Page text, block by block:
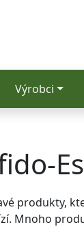
Výrobci
produkty,
Mnoho